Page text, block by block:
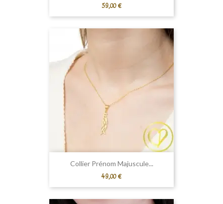
Prix
59,00 €
Collier Prénom Majuscule...
Prix
49,00 €